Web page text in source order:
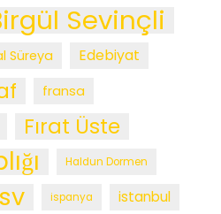
Sevinçli
Süreya Edebiyat
fransa
Fırat Üste
Haldun Dormen
ispanya istanbul